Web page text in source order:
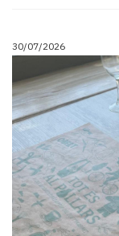
del
Pallars
Contingut
patrocinat
Lo
més
llegit...
Editorial
30/07/2026